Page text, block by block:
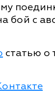
бой с
статью о